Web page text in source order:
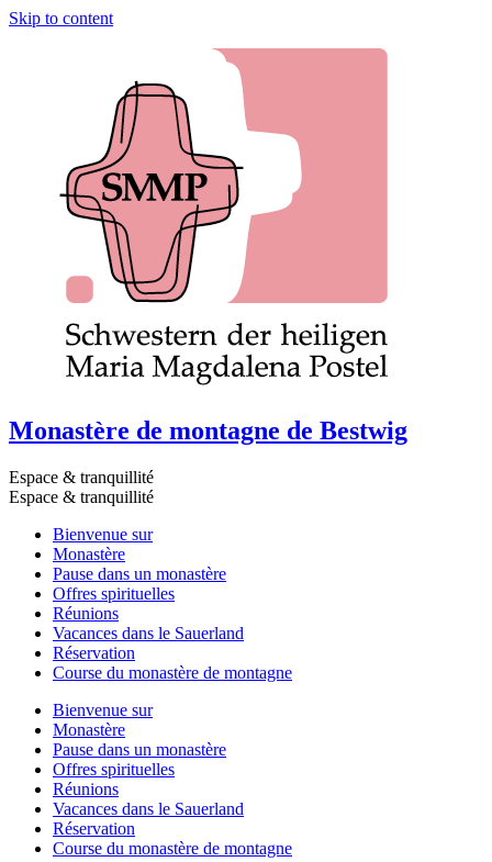
Skip to content
Monastère de montagne de Bestwig
Espace & tranquillité
Espace & tranquillité
Bienvenue sur
Monastère
Pause dans un monastère
Offres spirituelles
Réunions
Vacances dans le Sauerland
Réservation
Course du monastère de montagne
Bienvenue sur
Monastère
Pause dans un monastère
Offres spirituelles
Réunions
Vacances dans le Sauerland
Réservation
Course du monastère de montagne